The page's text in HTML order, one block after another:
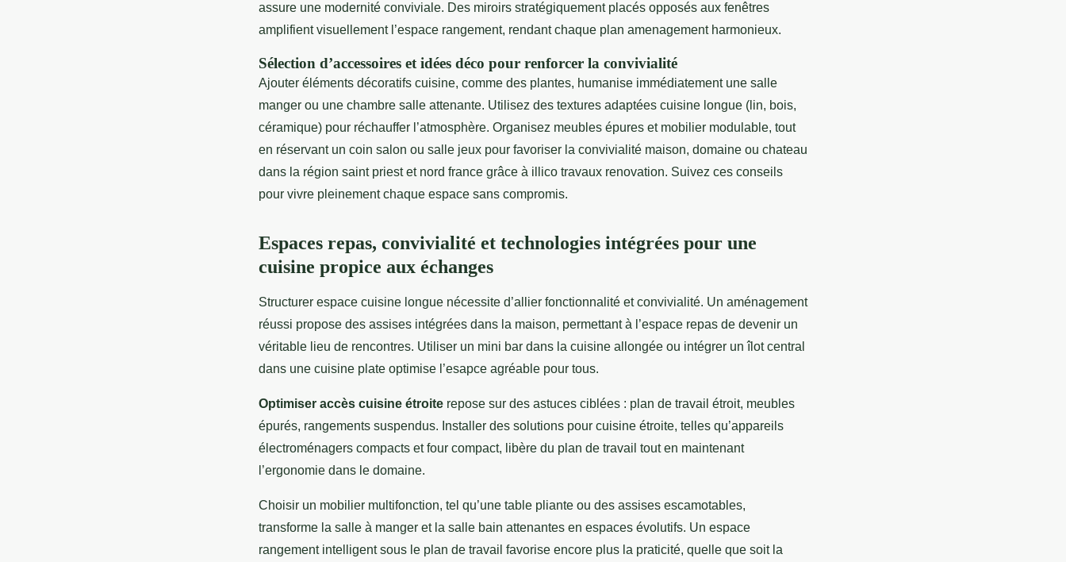
assure une modernité conviviale. Des miroirs stratégiquement placés opposés aux fenêtres
amplifient visuellement l’espace rangement, rendant chaque plan amenagement harmonieux.
Sélection d’accessoires et idées déco pour renforcer la convivialité
Ajouter éléments décoratifs cuisine, comme des plantes, humanise immédiatement une salle
manger ou une chambre salle attenante. Utilisez des textures adaptées cuisine longue (lin, bois,
céramique) pour réchauffer l’atmosphère. Organisez meubles épures et mobilier modulable, tout
en réservant un coin salon ou salle jeux pour favoriser la convivialité maison, domaine ou chateau
dans la région saint priest et nord france grâce à illico travaux renovation. Suivez ces conseils
pour vivre pleinement chaque espace sans compromis.
Espaces repas, convivialité et technologies intégrées pour une
cuisine propice aux échanges
Structurer espace cuisine longue nécessite d’allier fonctionnalité et convivialité. Un aménagement
réussi propose des assises intégrées dans la maison, permettant à l’espace repas de devenir un
véritable lieu de rencontres. Utiliser un mini bar dans la cuisine allongée ou intégrer un îlot central
dans une cuisine plate optimise l’esapce agréable pour tous.
Optimiser accès cuisine étroite repose sur des astuces ciblées : plan de travail étroit, meubles
épurés, rangements suspendus. Installer des solutions pour cuisine étroite, telles qu’appareils
électroménagers compacts et four compact, libère du plan de travail tout en maintenant
l’ergonomie dans le domaine.
Choisir un mobilier multifonction, tel qu’une table pliante ou des assises escamotables,
transforme la salle à manger et la salle bain attenantes en espaces évolutifs. Un espace
rangement intelligent sous le plan de travail favorise encore plus la praticité, quelle que soit la